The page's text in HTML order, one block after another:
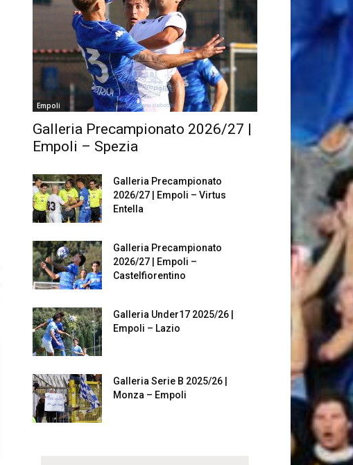
Empoli
Galleria Precampionato 2026/27 |
Empoli – Spezia
Galleria Precampionato
2026/27 | Empoli – Virtus
Entella
Galleria Precampionato
2026/27 | Empoli –
Castelfiorentino
Galleria Under17 2025/26 |
Empoli – Lazio
Galleria Serie B 2025/26 |
Monza – Empoli